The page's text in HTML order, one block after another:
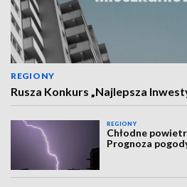
REGIONY
Rusza Konkurs „Najlepsza
REGIONY
Chłodne
Prognoza